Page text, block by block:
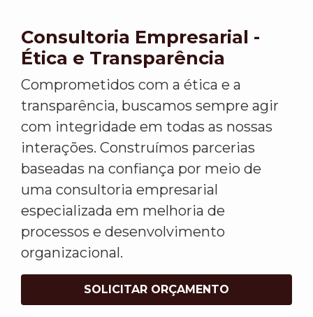
Consultoria Empresarial -
Ética e Transparência
Comprometidos com a ética e a
transparência, buscamos sempre agir
com integridade em todas as nossas
interações. Construímos parcerias
baseadas na confiança por meio de
uma consultoria empresarial
especializada em melhoria de
processos e desenvolvimento
organizacional.
SOLICITAR ORÇAMENTO